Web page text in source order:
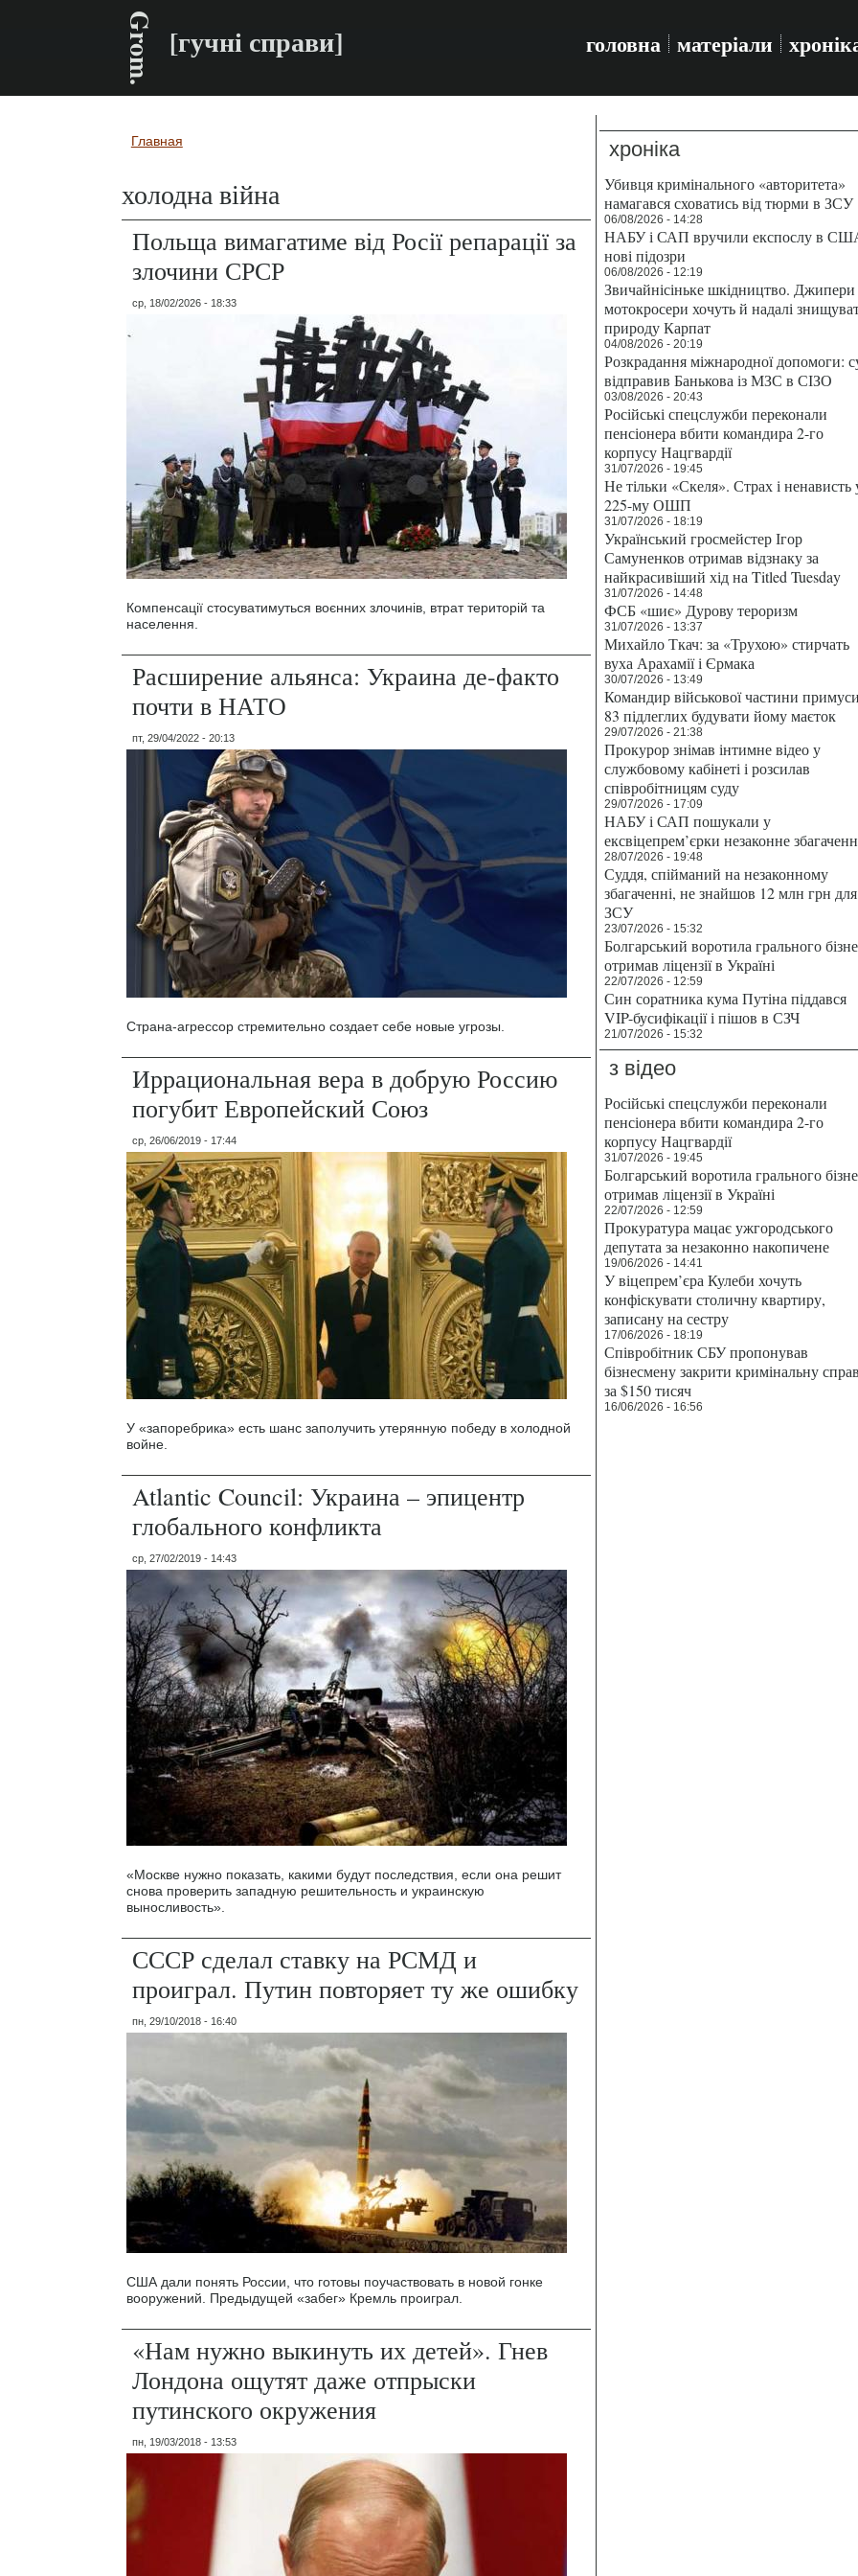
Grom. [гучні справи] головна матеріали
Вы здесь
Главная
холодна війна
Польща вимагатиме від Росії репарації за
злочини СРСР
ср, 18/02/2026 - 18:33
Компенсації стосуватимуться воєнних злочинів, втрат територій та
населення.
Расширение альянса: Украина де-факто
почти в НАТО
пт, 29/04/2022 - 20:13
Страна-агрессор стремительно создает себе новые угрозы.
Иррациональная вера в добрую Россию
погубит Европейский Союз
ср, 26/06/2019 - 17:44
У «запоребрика» есть шанс заполучить утерянную победу в холодной
войне.
Atlantic Council: Украина – эпицентр
глобального конфликта
ср, 27/02/2019 - 14:43
«Москве нужно показать, какими будут последствия, если она решит
снова проверить западную решительность и украинскую
выносливость».
СССР сделал ставку на РСМД и
проиграл. Путин повторяет ту же ошибку
пн, 29/10/2018 - 16:40
США дали понять России, что готовы поучаствовать в новой гонке
вооружений. Предыдущей «забег» Кремль проиграл.
«Нам нужно выкинуть их детей». Гнев
Лондона ощутят даже отпрыски
путинского окружения
пн, 19/03/2018 - 13:53
хроніка
Убивця кримінального «авторитета»
намагався сховатись від тюрми в ЗСУ
06/08/2026 - 14:28
НАБУ і САП вручили експослу в
нові підозри
06/08/2026 - 12:19
Звичайнісіньке шкідництво. Джипери
мотокросери хочуть й надалі
природу Карпат
04/08/2026 - 20:19
Розкрадання міжнародної допомоги:
відправив Банькова із МЗС в СІЗО
03/08/2026 - 20:43
Російські спецслужби переконали
пенсіонера вбити командира 2-го
корпусу Нацгвардії
31/07/2026 - 19:45
Не тільки «Скеля». Страх і ненависть
225-му ОШП
31/07/2026 - 18:19
Український гросмейстер Ігор
Самуненков отримав відзнаку за
найкрасивіший хід на Titled Tuesday
31/07/2026 - 14:48
ФСБ «шиє» Дурову тероризм
31/07/2026 - 13:37
Михайло Ткач: за «Трухою» стирчать
вуха Арахамії і Єрмака
30/07/2026 - 13:49
Командир військової частини
83 підлеглих будувати йому маєток
29/07/2026 - 21:38
Прокурор знімав інтимне відео у
службовому кабінеті і розсилав
співробітницям суду
29/07/2026 - 17:09
НАБУ і САП пошукали у
ексвіцепрем’єрки незаконне
28/07/2026 - 19:48
Суддя, спійманий на незаконному
збагаченні, не знайшов 12 млн грн для
ЗСУ
23/07/2026 - 15:32
Болгарський воротила грального
отримав ліцензії в Україні
22/07/2026 - 12:59
Син соратника кума Путіна піддався
VIP-бусифікації і пішов в СЗЧ
21/07/2026 - 15:32
з відео
Російські спецслужби переконали
пенсіонера вбити командира 2-го
корпусу Нацгвардії
31/07/2026 - 19:45
Болгарський воротила грального
отримав ліцензії в Україні
22/07/2026 - 12:59
Прокуратура мацає ужгородського
депутата за незаконно накопичене
19/06/2026 - 14:41
У віцепрем’єра Кулеби хочуть
конфіскувати столичну квартиру,
записану на сестру
17/06/2026 - 18:19
Співробітник СБУ пропонував
бізнесмену закрити кримінальну
за $150 тисяч
16/06/2026 - 16:56